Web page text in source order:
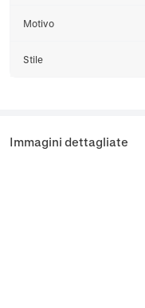
Motivo
Stile
Immagini dettagliate